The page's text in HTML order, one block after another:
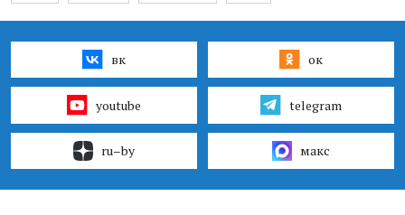
вк ок
youtube telegram
ru–by макс